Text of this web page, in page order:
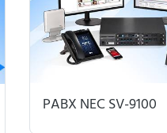
PABX NEC SV-9100